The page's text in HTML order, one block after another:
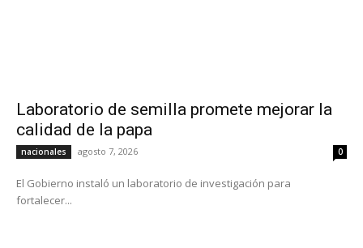
Laboratorio de semilla promete mejorar la
calidad de la papa
nacionales agosto 7, 2026 0
El Gobierno instaló un laboratorio de investigación para
fortalecer...